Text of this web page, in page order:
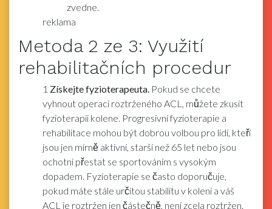
zvedne.
reklama
Metoda 2 ze 3: Využití
rehabilitačních procedur
1 Získejte fyzioterapeuta. Pokud se chcete
vyhnout operaci roztrženého ACL, můžete zkusit
fyzioterapii kolene. Progresivní fyzioterapie a
rehabilitace mohou být dobrou volbou pro lidi, kteří
jsou jen mírně aktivní, starší než 65 let nebo jsou
ochotni přestat se sportováním s vysokým
dopadem. Fyzioterapie se často doporučuje,
pokud máte stále určitou stabilitu v koleni a váš
ACL je roztržen jen částečně, není zcela roztržen.